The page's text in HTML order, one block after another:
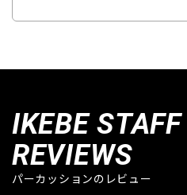
IKEBE STAFF
REVIEWS
パーカッションのレビュー